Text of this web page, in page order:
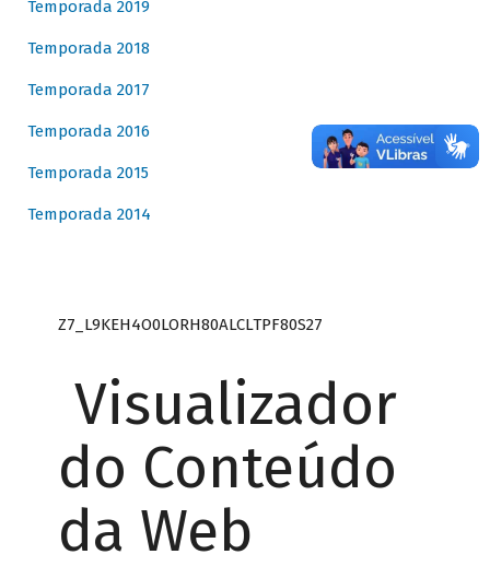
Temporada 2019
Temporada 2018
Temporada 2017
Temporada 2016
Temporada 2015
Temporada 2014
Z7_L9KEH4O0LORH80ALCLTPF80S27
Visualizador
do Conteúdo
da Web